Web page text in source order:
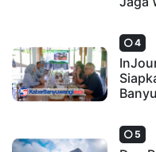
4
5